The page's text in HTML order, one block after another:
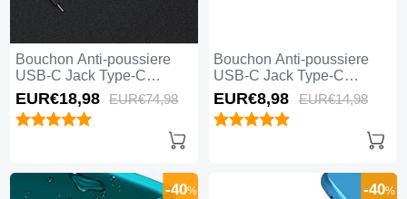
Bouchon Anti-poussiere
USB-C Jack Type-C
Universel 5PCS H02 Noir
EUR€18,98 EUR€74,98
Bouchon Anti-poussiere
USB-C Jack Type-C
Universel H17 Bleu
EUR€8,98 EUR€14,98
-40% -40%